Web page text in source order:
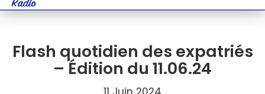
Flash quotidien des expatriés
– Édition du 11.06.24